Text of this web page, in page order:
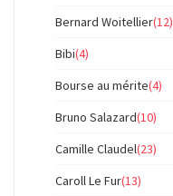
Bernard Woitellier(12)
Bibi(4)
Bourse au mérite(4)
Bruno Salazard(10)
Camille Claudel(23)
Caroll Le Fur(13)